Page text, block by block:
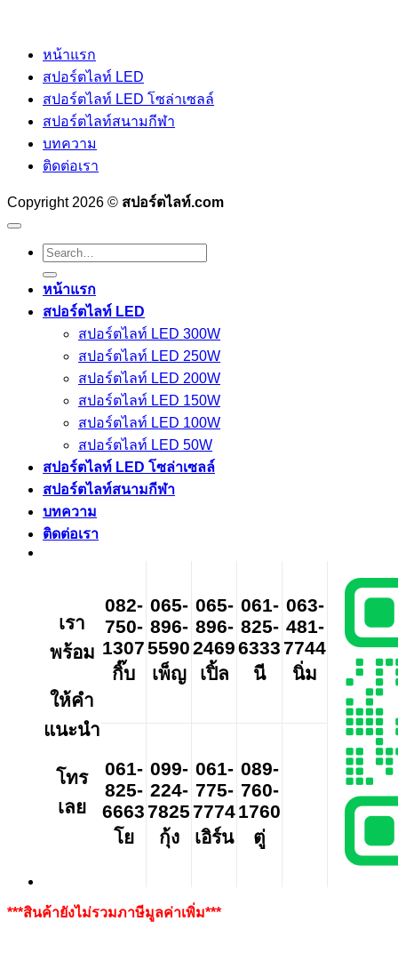
หน้าแรก
สปอร์ตไลท์ LED
สปอร์ตไลท์ LED โซล่าเซลล์
สปอร์ตไลท์สนามกีฬา
บทความ
ติดต่อเรา
Copyright 2026 © สปอร์ตไลท์.com
Search
for:
หน้าแรก
สปอร์ตไลท์ LED
สปอร์ตไลท์ LED 300W
สปอร์ตไลท์ LED 250W
สปอร์ตไลท์ LED 200W
สปอร์ตไลท์ LED 150W
สปอร์ตไลท์ LED 100W
สปอร์ตไลท์ LED 50W
สปอร์ตไลท์ LED โซล่าเซลล์
สปอร์ตไลท์สนามกีฬา
บทความ
ติดต่อเรา
เรา
พร้อม
ให้คำ
แนะนำ
โทร
เลย
082-
750-
1307
กิ๊บ
065-
896-
5590
เพ็ญ
065-
896-
2469
เปิ้ล
061-
825-
6333
นี
063-
481-
7744
นิ่ม
061-
825-
6663
โย
099-
224-
7825
กุ้ง
061-
775-
7774
เอิร์น
089-
760-
1760
ตู่
***สินค้ายังไม่รวมภาษีมูลค่าเพิ่ม***